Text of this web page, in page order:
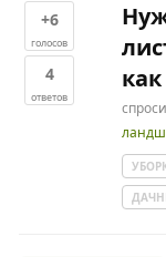
+6
голосов
4
ответов